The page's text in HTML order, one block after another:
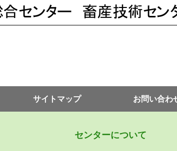
サイトマップ お問い合わ
センターについて